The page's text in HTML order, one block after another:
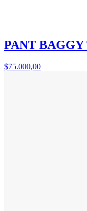
PANT
$75.000,00